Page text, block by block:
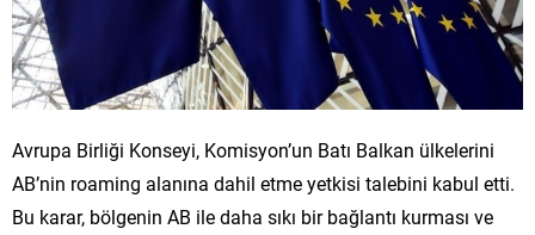
Avrupa Birliği Konseyi, Komisyon’un Batı Balkan ülkelerini
AB’nin roaming alanına dahil etme yetkisi talebini kabul etti.
Bu karar, bölgenin AB ile daha sıkı bir bağlantı kurması ve